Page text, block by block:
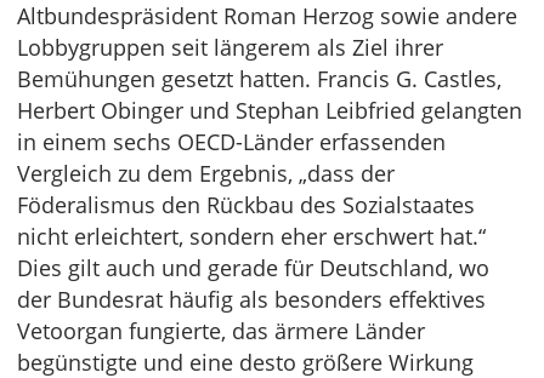
Altbundespräsident Roman Herzog sowie andere
Lobbygruppen seit längerem als Ziel ihrer
Bemühungen gesetzt hatten. Francis G. Castles,
Herbert Obinger und Stephan Leibfried gelangten
in einem sechs OECD-Länder erfassenden
Vergleich zu dem Ergebnis, „dass der
Föderalismus den Rückbau des Sozialstaates
nicht erleichtert, sondern eher erschwert hat.“
Dies gilt auch und gerade für Deutschland, wo
der Bundesrat häufig als besonders effektives
Vetoorgan fungierte, das ärmere Länder
begünstigte und eine desto größere Wirkung